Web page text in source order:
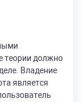
теории должно
Владение
является